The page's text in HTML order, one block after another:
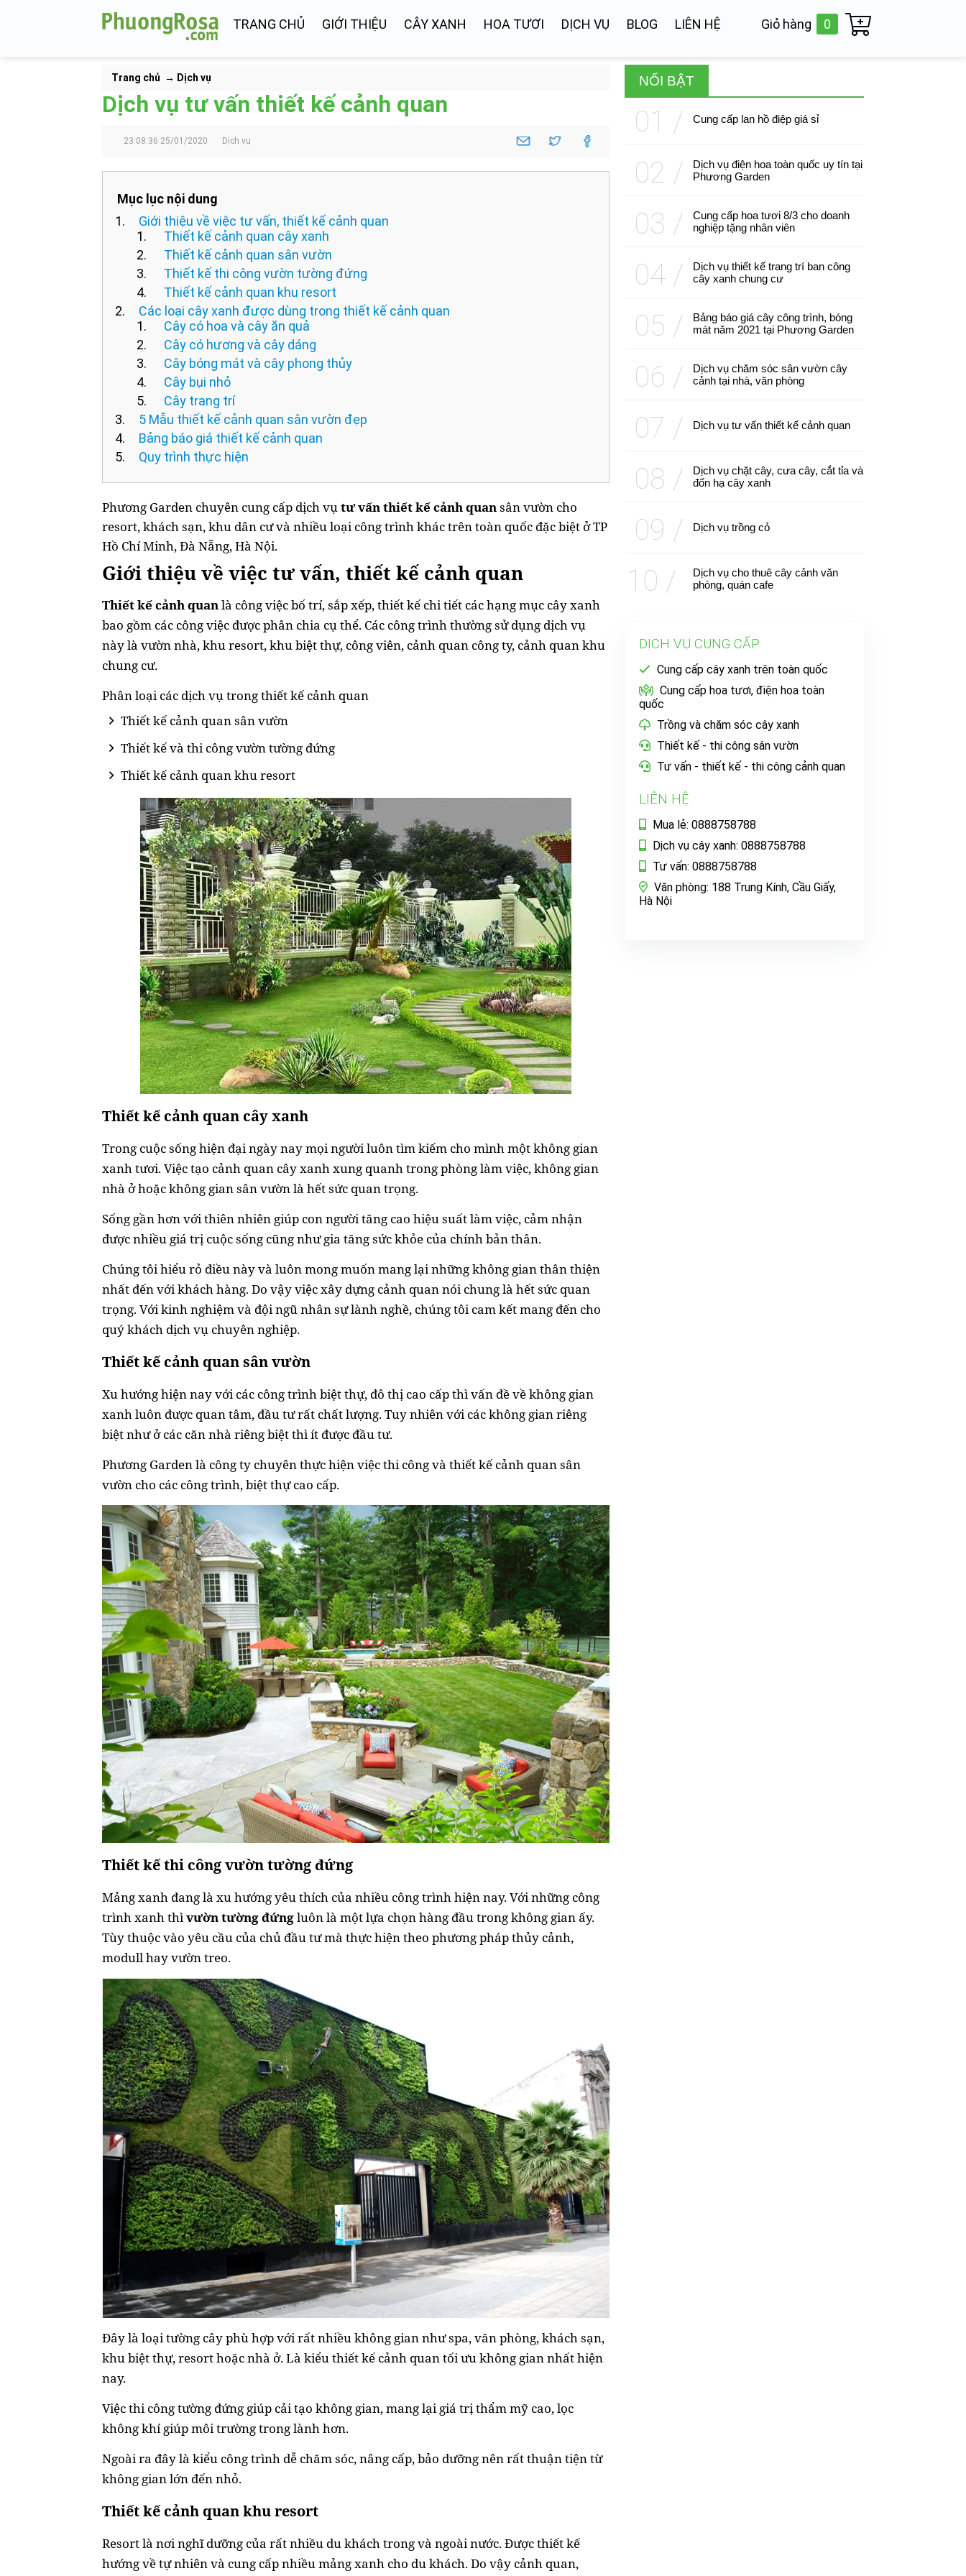
TRANG CHỦ GIỚI THIỆU CÂY XANH HOA TƯƠI DỊCH VỤ BLOG LIÊN HỆ Giỏ hàng 0
Trang chủ Dịch vụ
Dịch vụ tư vấn thiết kế cảnh quan
23:08:36 25/01/2020 Dịch vụ
Mục lục nội dung
Giới thiệu về việc tư vấn, thiết kế cảnh quan
Thiết kế cảnh quan cây xanh
Thiết kế cảnh quan sân vườn
Thiết kế thi công vườn tường đứng
Thiết kế cảnh quan khu resort
Các loại cây xanh được dùng trong thiết kế cảnh quan
Cây có hoa và cây ăn quả
Cây có hương và cây dáng
Cây bóng mát và cây phong thủy
Cây bụi nhỏ
Cây trang trí
5 Mẫu thiết kế cảnh quan sân vườn đẹp
Bảng báo giá thiết kế cảnh quan
Quy trình thực hiện
Phương Garden chuyên cung cấp dịch vụtư vấn thiết kế cảnh quansân vườn cho
resort, khách sạn, khu dân cư và nhiều loại công trình khác trên toàn quốc đặc biệt ở TP
Hồ Chí Minh, Đà Nẵng, Hà Nội.
Giới thiệu về việc tư vấn, thiết kế cảnh quan
Thiết kế cảnh quanlà công việc bố trí, sắp xếp, thiết kế chi tiết các hạng mục cây xanh
bao gồm các công việc được phân chia cụ thể. Các công trình thường sử dụng dịch vụ
này là vườn nhà, khu resort, khu biệt thự, công viên, cảnh quan công ty, cảnh quan khu
chung cư.
Phân loại các dịch vụ trong thiết kế cảnh quan
Thiết kế cảnh quan sân vườn
Thiết kế và thi công vườn tường đứng
Thiết kế cảnh quan khu resort
Thiết kế cảnh quan cây xanh
Trong cuộc sống hiện đại ngày nay mọi người luôn tìm kiếm cho mình một không gian
xanh tươi. Việc tạo cảnh quan cây xanh xung quanh trong phòng làm việc, không gian
nhà ở hoặc không gian sân vườn là hết sức quan trọng.
Sống gần hơn với thiên nhiên giúp con người tăng cao hiệu suất làm việc, cảm nhận
được nhiều giá trị cuộc sống cũng như gia tăng sức khỏe của chính bản thân.
Chúng tôi hiểu rỏ điều này và luôn mong muốn mang lại những không gian thân thiện
nhất đến với khách hàng. Do vậy việc xây dựng cảnh quan nói chung là hết sức quan
trọng. Với kinh nghiệm và đội ngũ nhân sự lành nghề, chúng tôi cam kết mang đến cho
quý khách dịch vụ chuyên nghiệp.
Thiết kế cảnh quan sân vườn
Xu hướng hiện nay với các công trình biệt thự, đô thị cao cấp thì vấn đề về không gian
xanh luôn được quan tâm, đầu tư rất chất lượng. Tuy nhiên với các không gian riêng
biệt như ở các căn nhà riêng biệt thì ít được đầu tư.
Phương Garden là công ty chuyên thực hiện việc thi công và thiết kế cảnh quan sân
vườn cho các công trình, biệt thự cao cấp.
Thiết kế thi công vườn tường đứng
Mảng xanh đang là xu hướng yêu thích của nhiều công trình hiện nay. Với những công
trình xanh thìvườn tường đứngluôn là một lựa chọn hàng đầu trong không gian ấy.
Tùy thuộc vào yêu cầu của chủ đầu tư mà thực hiện theo phương pháp thủy cảnh,
modull hay vườn treo.
Đây là loại tường cây phù hợp với rất nhiều không gian như spa, văn phòng, khách sạn,
khu biệt thự, resort hoặc nhà ở. Là kiểu thiết kế cảnh quan tối ưu không gian nhất hiện
nay.
Việc thi công tường đứng giúp cải tạo không gian, mang lại giá trị thẩm mỹ cao, lọc
không khí giúp môi trường trong lành hơn.
Ngoài ra đây là kiểu công trình dễ chăm sóc, nâng cấp, bảo dưỡng nên rất thuận tiện từ
không gian lớn đến nhỏ.
Thiết kế cảnh quan khu resort
Resort là nơi nghĩ dưỡng của rất nhiều du khách trong và ngoài nước. Được thiết kế
hướng về tự nhiên và cung cấp nhiều mảng xanh cho du khách. Do vậy cảnh quan,
NỔI BẬT
Cung cấp lan hồ điệp giá sỉ
Dịch vụ điện hoa toàn quốc uy tín tại
Phương Garden
Cung cấp hoa tươi 8/3 cho doanh
nghiệp tặng nhân viên
Dịch vụ thiết kế trang trí ban công
cây xanh chung cư
Bảng báo giá cây công trình, bóng
mát năm 2021 tại Phương Garden
Dịch vụ chăm sóc sân vườn cây
cảnh tại nhà, văn phòng
Dịch vụ tư vấn thiết kế cảnh quan
Dịch vụ chặt cây, cưa cây, cắt tỉa và
đốn hạ cây xanh
Dịch vụ trồng cỏ
Dịch vụ cho thuê cây cảnh văn
phòng, quán cafe
DỊCH VỤ CUNG CẤP
Cung cấp cây xanh trên toàn quốc
Cung cấp hoa tươi, điện hoa toàn
quốc
Trồng và chăm sóc cây xanh
Thiết kế - thi công sân vườn
Tư vấn - thiết kế - thi công cảnh quan
LIÊN HỆ
Mua lẻ: 0888758788
Dịch vụ cây xanh: 0888758788
Tư vấn: 0888758788
Văn phòng: 188 Trung Kính, Cầu Giấy,
Hà Nội